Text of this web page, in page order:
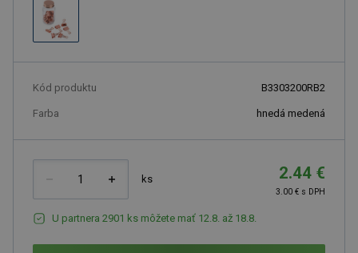
Kód produktu B3303200RB2
Farba hnedá medená
ks 2.44 €
3.00 € s DPH
U partnera 2901 ks môžete mať 12.8. až 18.8.